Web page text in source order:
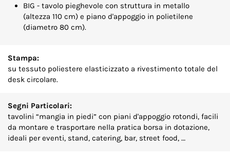
BIG - tavolo pieghevole con struttura in metallo
(altezza 110 cm) e piano d'appoggio in polietilene
(diametro 80 cm).
Stampa:
su tessuto poliestere elasticizzato a rivestimento totale del
desk circolare.
Segni Particolari:
tavolini “mangia in piedi” con piani d'appoggio rotondi, facili
da montare e trasportare nella pratica borsa in dotazione,
ideali per eventi, stand, catering, bar, street food, …